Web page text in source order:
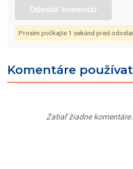
Odoslať komentár
Prosím počkajte 1 sekúnd pred
Komentáre
Zatiaľ žiadne